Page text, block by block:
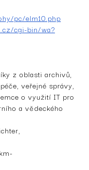
pc/elm10.php
cgi-bin/wa?
z oblasti archivů,
veřejné správy,
o využití IT pro
a vědeckého